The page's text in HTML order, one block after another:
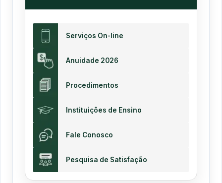
Serviços On-line
Anuidade 2026
Procedimentos
Instituições de Ensino
Fale Conosco
Pesquisa de Satisfação